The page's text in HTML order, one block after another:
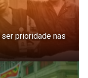
prioridade nas